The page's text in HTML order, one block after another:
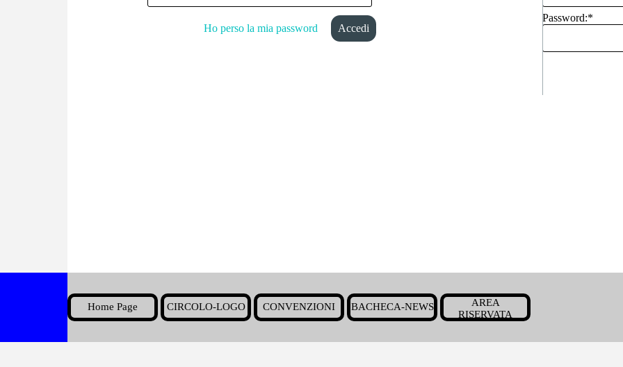
Ho perso la mia password
Password:*
Salta menù
Home Page CIRCOLO-LOGO ▼
CONVENZIONI ▼
BACHECA-NEWS ▼
AREA
RISERVATA